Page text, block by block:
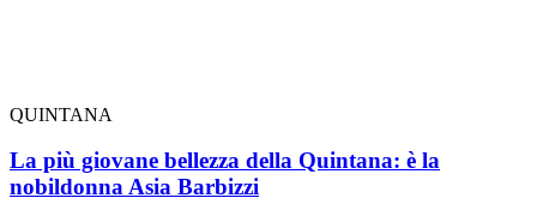
QUINTANA
La più giovane bellezza della Quintana: è la
nobildonna Asia Barbizzi